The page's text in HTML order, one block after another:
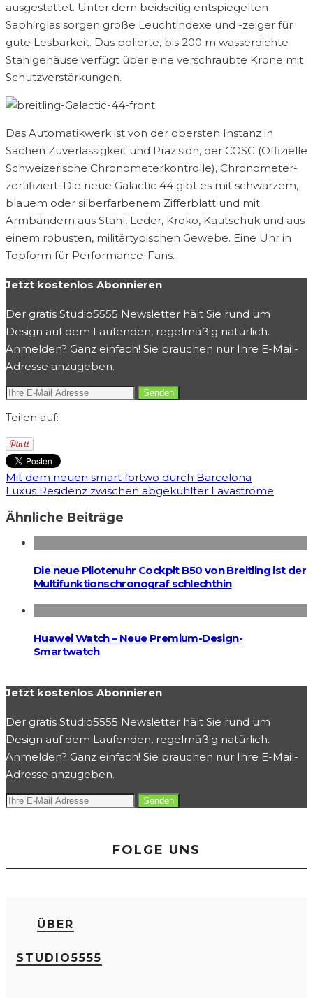
ausgestattet. Unter dem beidseitig entspiegelten
Saphirglas sorgen große Leuchtindexe und -zeiger für
gute Lesbarkeit. Das polierte, bis 200 m wasserdichte
Stahlgehäuse verfügt über eine verschraubte Krone mit
Schutzverstärkungen.
Das Automatikwerk ist von der obersten Instanz in
Sachen Zuverlässigkeit und Präzision, der COSC (Offizielle
Schweizerische Chronometerkontrolle), Chronometer-
zertifiziert. Die neue Galactic 44 gibt es mit schwarzem,
blauem oder silberfarbenem Zifferblatt und mit
Armbändern aus Stahl, Leder, Kroko, Kautschuk und aus
einem robusten, militärtypischen Gewebe. Eine Uhr in
Topform für Performance-Fans.
Jetzt kostenlos Abonnieren
Der gratis Studio5555 Newsletter hält Sie rund um
Design auf dem Laufenden, regelmäßig natürlich.
Anmelden? Ganz einfach! Sie brauchen nur Ihre E-Mail-
Adresse anzugeben.
Teilen auf:
Mit dem neuen smart fortwo durch Barcelona
Luxus Residenz zwischen abgekühlter Lavaströme
Ähnliche Beiträge
Die neue Pilotenuhr Cockpit B50 von Breitling ist der
Multifunktionschronograf schlechthin
Huawei Watch – Neue Premium-Design-
Smartwatch
Jetzt kostenlos Abonnieren
Der gratis Studio5555 Newsletter hält Sie rund um
Design auf dem Laufenden, regelmäßig natürlich.
Anmelden? Ganz einfach! Sie brauchen nur Ihre E-Mail-
Adresse anzugeben.
FOLGE UNS
ÜBER
STUDIO5555